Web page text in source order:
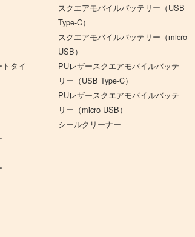
タイ
スクエアモバイルバッテリー（USB
Type-C）
スクエアモバイルバッテリー（micro
USB）
PUレザースクエアモバイルバッテ
リー（USB Type-C）
PUレザースクエアモバイルバッテ
リー（micro USB）
シールクリーナー